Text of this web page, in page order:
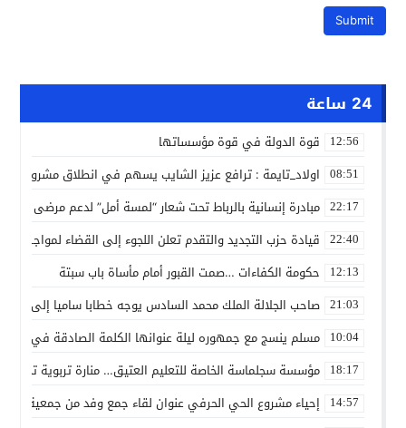
24 ساعة
12:56 قوة الدولة في قوة مؤسساتها
08:51 اولاد_تايمة : ترافع عزيز الشايب يسهم في انطلاق مشروع
22:17 مبادرة إنسانية بالرباط تحت شعار “لمسة أمل” لدعم مرضى
22:40 قيادة حزب التجديد والتقدم تعلن اللجوء إلى القضاء لمواجهة
12:13 حكومة الكفاءات …صمت القبور أمام مأساة باب سبتة
21:03 صاحب الجلالة الملك محمد السادس يوجه خطابا ساميا إلى
10:04 مسلم ينسج مع جمهوره ليلة عنوانها الكلمة الصادقة في
18:17 مؤسسة سجلماسة الخاصة للتعليم العتيق… منارة تربوية تجمع
14:57 إحياء مشروع الحي الحرفي عنوان لقاء جمع وفد من جمعية